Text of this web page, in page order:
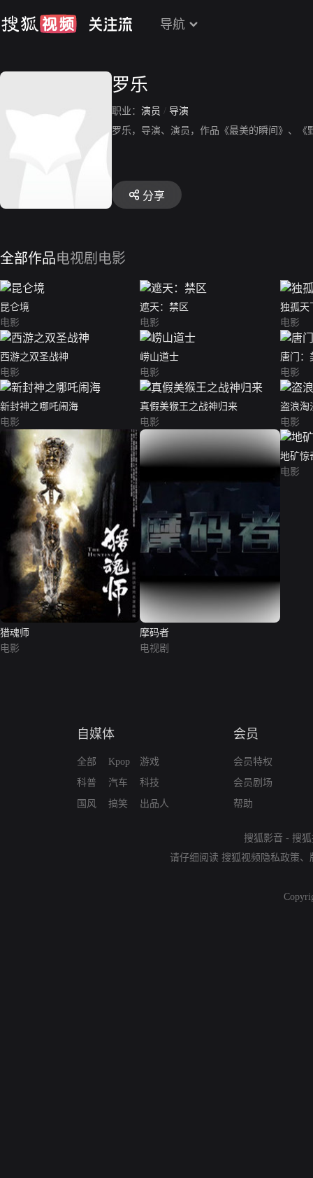
导航
罗乐
职业： 演员 / 导演
罗乐，导演、演员，作品《最美的瞬间》、《
分享
全部作品电视剧 电影
昆仑境
电影
遮天：禁区
电影
独孤天
电影
西游之双圣战神
电影
崂山道士
电影
唐门：
电影
新封神之哪吒闹海
电影
真假美猴王之战神归来
电影
盗浪淘
电影
猎魂师
电影
摩码者
电视剧
地矿惊
电影
自媒体
全部
科普
国风
Kpop
汽车
搞笑
游戏
科技
出品人
会员
会员特权
会员剧场
帮助
搜狐影音 - 搜
请仔细阅读 搜狐视频隐私政策、